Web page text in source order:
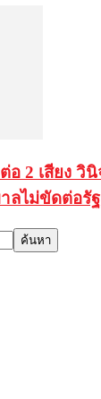
2 เสียง วินิ
ลไม่ขัดต่อรั